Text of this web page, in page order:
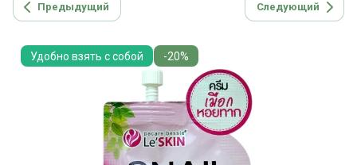
Предыдущий Следующий
Удобно взять с собой -20%